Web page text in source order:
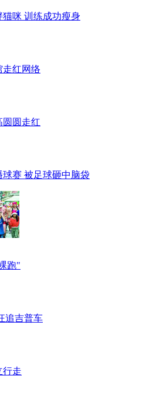
战”
咪 训练成功瘦身
走红网络
圆圆走红
赛 被足球砸中脑袋
跑"
追吉普车
行走